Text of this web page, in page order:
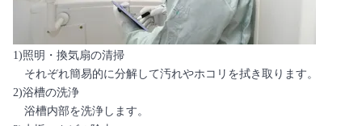
1)照明・換気扇の清掃
それぞれ簡易的に分解して汚れやホコリを拭き取ります。
2)浴槽の洗浄
浴槽内部を洗浄します。